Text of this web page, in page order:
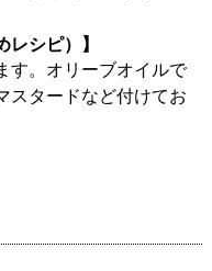
レシピ）】
す。オリーブオイルで
スタードなど付けてお